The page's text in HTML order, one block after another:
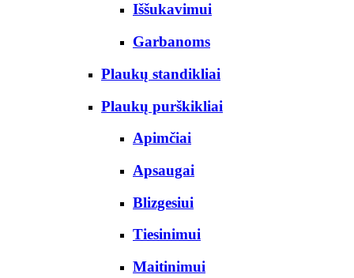
Iššukavimui
Garbanoms
Plaukų standikliai
Plaukų purškikliai
Apimčiai
Apsaugai
Blizgesiui
Tiesinimui
Maitinimui